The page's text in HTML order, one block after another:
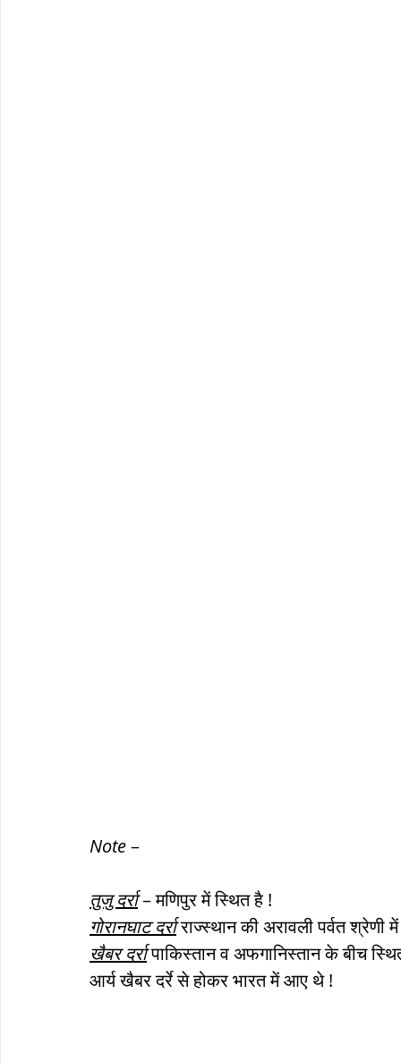
Note –
तुजु दर्रा – मणिपुर में स्थित है !
गोरानघाट दर्रा राज्स्थान की अरावली पर्वत श्रेणी
खैबर दर्रा पाकिस्तान व अफगानिस्तान के बीच
आर्य खैबर दर्रे से होकर भारत में आए थे !